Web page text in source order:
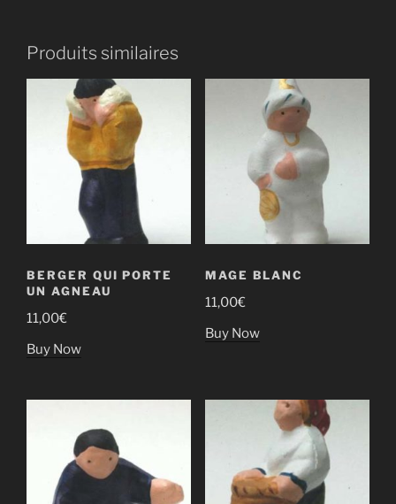
de
terre
Produits similaires
BERGER QUI PORTE
UN AGNEAU
11,00€
Buy Now
MAGE BLANC
11,00€
Buy Now